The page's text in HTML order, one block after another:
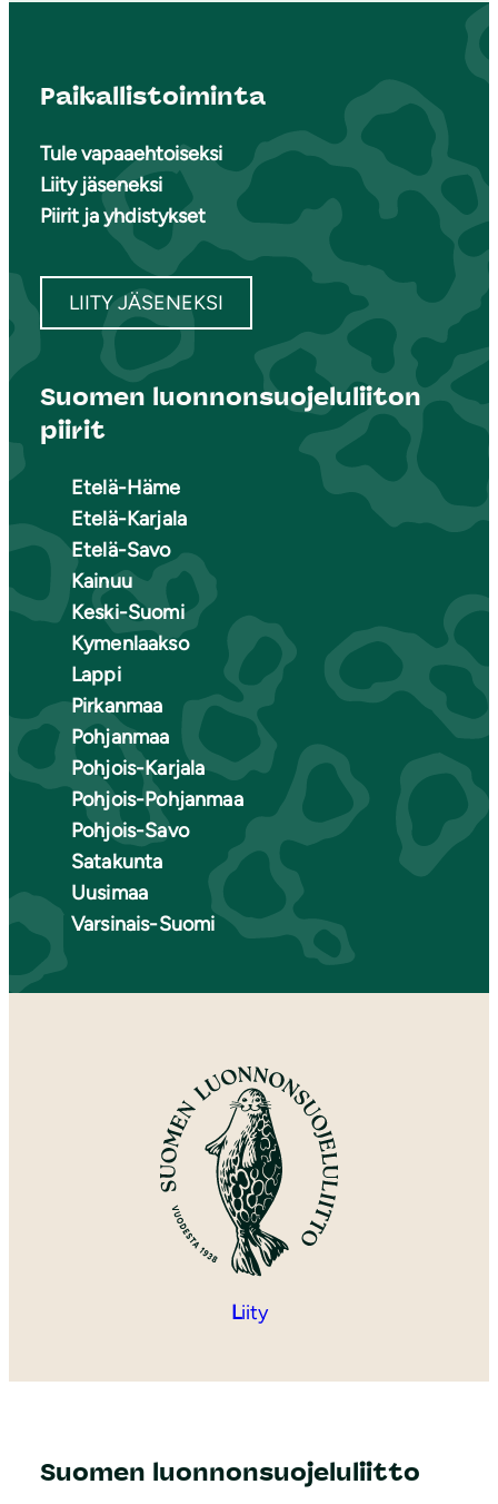
Paikallistoiminta
Tule vapaaehtoiseksi
Liity jäseneksi
Piirit ja yhdistykset
LIITY JÄSENEKSI
Suomen luonnonsuojeluliiton
piirit
Etelä-Häme
Etelä-Karjala
Etelä-Savo
Kainuu
Keski-Suomi
Kymenlaakso
Lappi
Pirkanmaa
Pohjanmaa
Pohjois-Karjala
Pohjois-Pohjanmaa
Pohjois-Savo
Satakunta
Uusimaa
Varsinais-Suomi
Liity
Suomen luonnonsuojeluliitto